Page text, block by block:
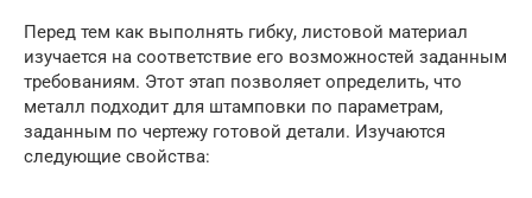
Перед тем как выполнять гибку, листовой материал
изучается на соответствие его возможностей заданным
требованиям. Этот этап позволяет определить, что
металл подходит для штамповки по параметрам,
заданным по чертежу готовой детали. Изучаются
следующие свойства: